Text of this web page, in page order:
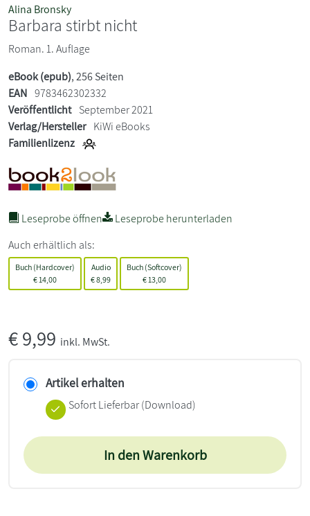
Alina Bronsky
Barbara stirbt nicht
Roman. 1. Auflage
eBook (epub), 256 Seiten
EAN 9783462302332
Veröffentlicht September 2021
Verlag/Hersteller KiWi eBooks
Familienlizenz
Leseprobe öffnen
Leseprobe herunterladen
Auch erhältlich als:
Buch (Hardcover)
€ 14,00
Audio
€8,99
Buch (Softcover)
€ 13,00
€9,99 inkl. MwSt.
Artikel erhalten
Sofort Lieferbar (Download)
In den Warenkorb